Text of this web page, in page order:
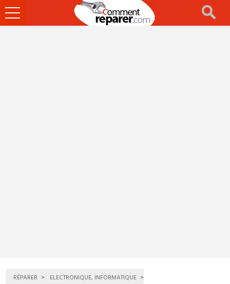
Ouvrir
le
RÉPARER
ELECTRONIQUE, INFORMATIQUE